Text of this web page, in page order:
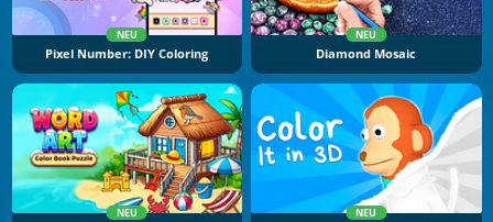
NEU
Pixel Number: DIY Coloring
NEU
Diamond Mosaic
NEU NEU